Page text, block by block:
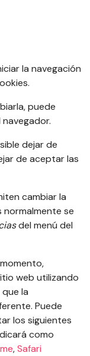
la navegación
puede
dejar de
de aceptar las
cambiar la
se
del menú del
web utilizando
la
Puede
los siguientes
como
,Safari